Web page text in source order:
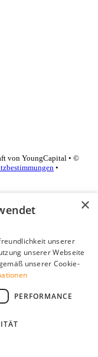
von YoungCapital • ©
•
×
unserer
unserer Webseite
unserer Cookie-
PERFORMANCE